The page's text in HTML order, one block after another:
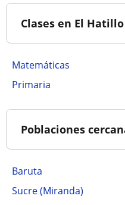
Clases en El
Matemáticas
Primaria
Poblaciones
Baruta
Sucre (Miranda)